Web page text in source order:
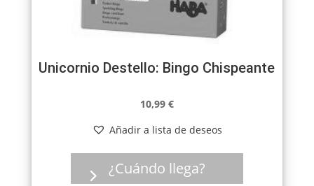
Unicornio Destello: Bingo Chispeante
10,99 €
Añadir a lista de deseos
¿Cuándo llega?